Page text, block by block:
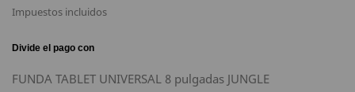
Impuestos incluidos
FUNDA TABLET UNIVERSAL 8 pulgadas JUNGLE